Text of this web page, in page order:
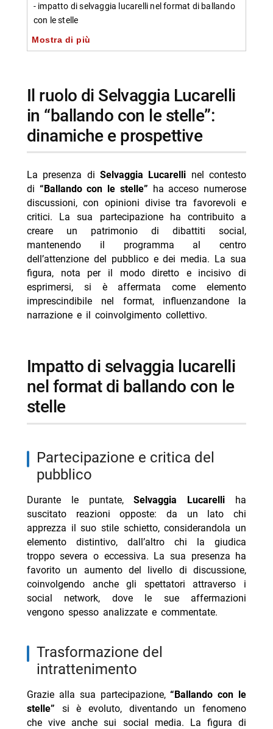
- impatto di selvaggia lucarelli nel format di ballando
con le stelle
-- partecipazione e critica del pubblico
-- possibili evoluzioni e nuovi traguardi
-- possibilità di altre esperienze televisive
- i recenti sviluppi e le interpretazioni social
future
-- potenziali scenari e implicazioni mediatiche
- l’evoluzione del panorama televisivo e le prospettive
future
-- Scopri di più da Jump the shark
-- RispondiAnnulla risposta
- Beautiful puntata oggi 8 agosto 2026 Canale 5
- Reazione a catena oggi 8 agosto 2026 Rai 1 Liorni
- Tempesta d’Amore Markus ricatta Christoph
- Tempesta d’Amore: Michael smaschera le bugie di
Anja
Mostra di più
il ruolo di Selvaggia Lucarelli
in “ballando con le stelle”:
dinamiche e prospettive
La presenza di Selvaggia Lucarelli nel contesto
di “Ballando con le stelle” ha acceso numerose
discussioni, con opinioni divise tra favorevoli e
critici. La sua partecipazione ha contribuito a
creare un patrimonio di dibattiti social,
mantenendo il programma al centro
dell’attenzione del pubblico e dei media. La sua
figura, nota per il modo diretto e incisivo di
esprimersi, si è affermata come elemento
imprescindibile nel format, influenzandone la
narrazione e il coinvolgimento collettivo.
impatto di selvaggia lucarelli
nel format di ballando con le
stelle
partecipazione e critica del
pubblico
Durante le puntate,Selvaggia Lucarelli ha
suscitato reazioni opposte: da un lato chi
apprezza il suo stile schietto, considerandola un
elemento distintivo, dall’altro chi la giudica
troppo severa o eccessiva. La sua presenza ha
favorito un aumento del livello di discussione,
coinvolgendo anche gli spettatori attraverso i
social network, dove le sue affermazioni
vengono spesso analizzate e commentate.
trasformazione del
intrattenimento
Grazie alla sua partecipazione,“Ballando con le
stelle” si è evoluto, diventando un fenomeno
che vive anche sui social media. La figura di